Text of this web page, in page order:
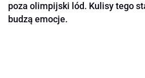
poza olimpijski lód. Kulisy tego
budzą emocje.